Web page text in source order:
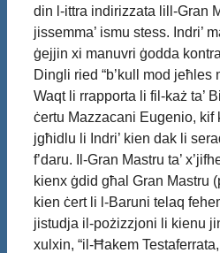
din l-ittra indirizzata lill-Gran
jissemma’ ismu stess. Indri’
ġejjin xi manuvri ġodda
Dingli ried “b’kull mod jeħles
Waqt li rrapporta li fil-każ ta’
ċertu Mazzacani Eugenio, kif
jgħidlu li Indri’ kien dak li
f’daru. Il-Gran Mastru ta’
kienx ġdid għal Gran Mastru
kien ċert li l-Baruni telaq
jistudja il-pożizzjoni li kienu
xulxin, “il-Ħakem